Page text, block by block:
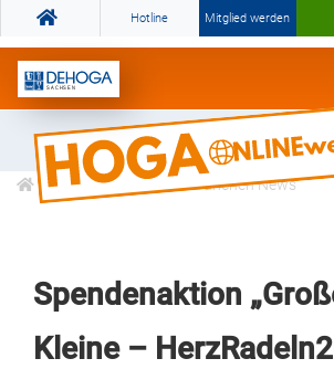
Hotline Mitglied werden
Gemeinsam stark für
Informationen Branchen News
Spendenaktion
Kleine –